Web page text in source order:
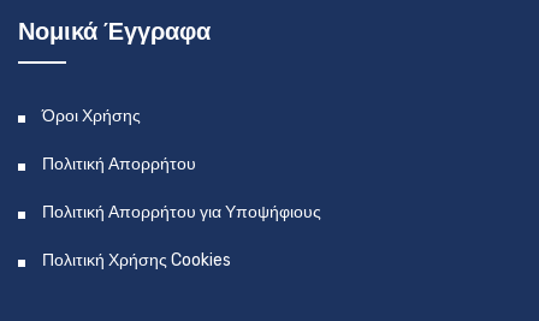
Νομικά Έγγραφα
Όροι Χρήσης
Πολιτική Απορρήτου
Πολιτική Απορρήτου για Υποψήφιους
Πολιτική Χρήσης Cookies